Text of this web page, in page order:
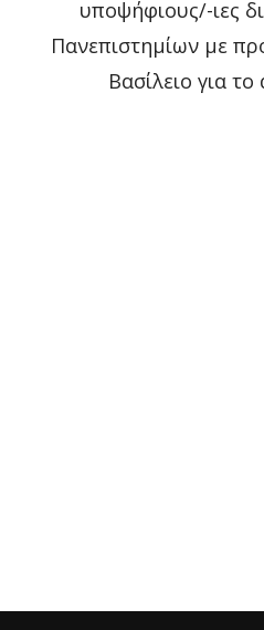
υποψήφιους/-ιες
Πανεπιστημίων με
Βασίλειο για